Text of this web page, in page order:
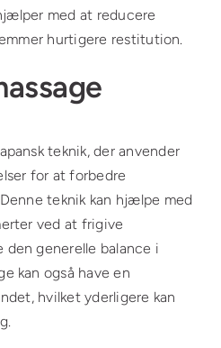
med at reducere
hurtigere restitution.
teknik, der anvender
for at forbedre
teknik kan hjælpe med
ved at frigive
generelle balance i
kan også have en
hvilket yderligere kan